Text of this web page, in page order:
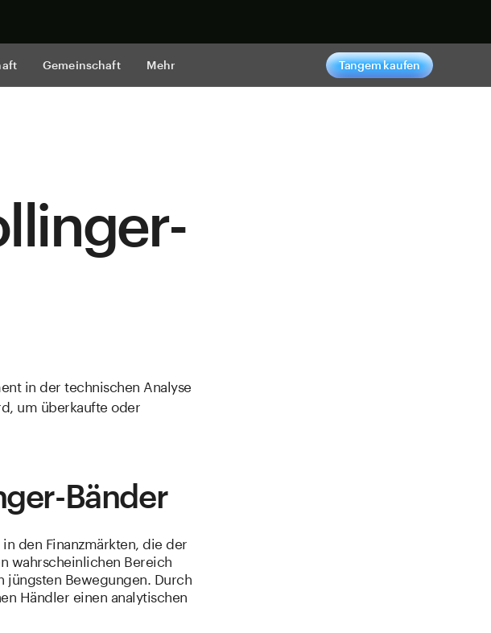
Gemeinschaft Mehr Tangem kaufen
in der technischen Analyse
um überkaufte oder
Bänder
den Finanzmärkten, die der
wahrscheinlichen Bereich
jüngsten Bewegungen. Durch
Händler einen analytischen